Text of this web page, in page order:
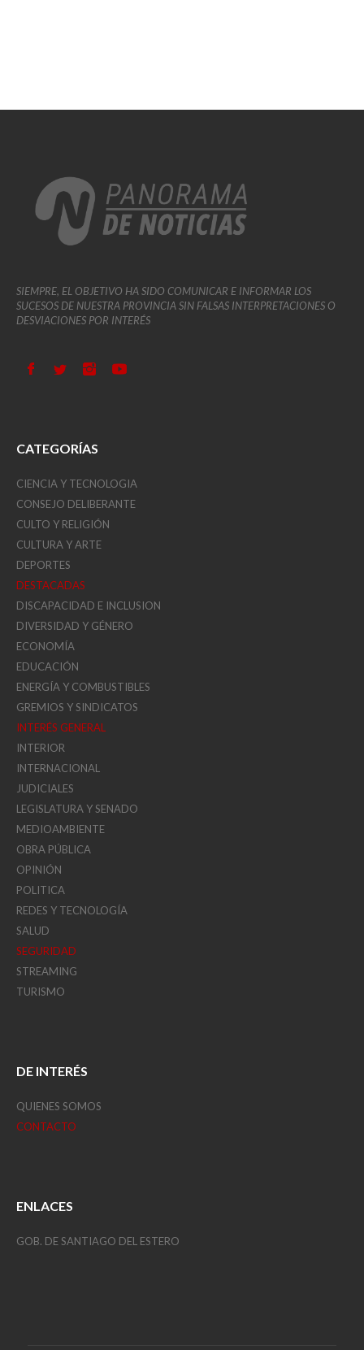
SIEMPRE, EL OBJETIVO HA SIDO COMUNICAR E INFORMAR LOS
SUCESOS DE NUESTRA PROVINCIA SIN FALSAS INTERPRETACIONES O
DESVIACIONES POR INTERÉS
CATEGORÍAS
CIENCIA Y TECNOLOGIA
CONSEJO DELIBERANTE
CULTO Y RELIGIÓN
CULTURA Y ARTE
DEPORTES
DESTACADAS
DISCAPACIDAD E INCLUSION
DIVERSIDAD Y GÉNERO
ECONOMÍA
EDUCACIÓN
ENERGÍA Y COMBUSTIBLES
GREMIOS Y SINDICATOS
INTERÉS GENERAL
INTERIOR
INTERNACIONAL
JUDICIALES
LEGISLATURA Y SENADO
MEDIOAMBIENTE
OBRA PÚBLICA
OPINIÓN
POLITICA
REDES Y TECNOLOGÍA
SALUD
SEGURIDAD
STREAMING
TURISMO
DE INTERÉS
QUIENES SOMOS
CONTACTO
ENLACES
GOB. DE SANTIAGO DEL ESTERO